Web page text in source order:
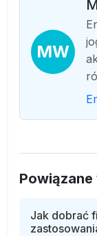
MW
Jak dobrać